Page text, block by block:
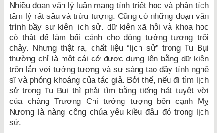
Nhiều đoạn văn lý luận mang tính triết học và phân tích
tâm lý rất sâu và trừu tượng. Cũng có những đoạn văn
trình bầy sự kiện lịch sử, dữ kiện xã hội và khoa học
có thật để làm bối cảnh cho dòng tưởng tượng trôi
chảy. Nhưng thật ra, chất liệu “lịch sử” trong Tu Bụi
thường chỉ là một cái cớ được dựng lên bằng dữ kiện
trộn lẫn với tưởng tượng và sự sáng tạo đầy tính nghệ
sĩ và phóng khoáng của tác giả. Bởi thế, nếu đi tìm lịch
sử trong Tu Bụi thì phải tìm bằng tiếng hát tuyệt vời
của chàng Trương Chi tưởng tượng bên cạnh Mỵ
Nương là nàng công chúa yêu kiều đâu đó trong lịch
sử.